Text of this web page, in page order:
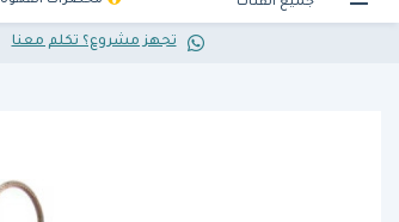
تجهز مشروع؟ تكلم معنا